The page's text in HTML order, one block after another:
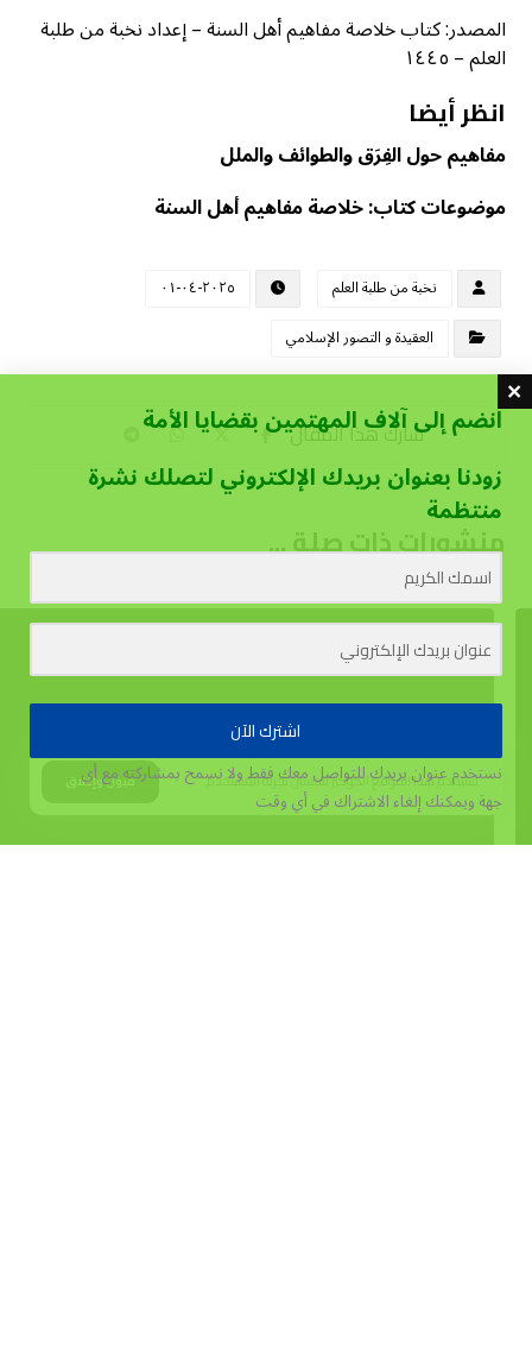
المصدر: كتاب خلاصة مفاهيم أهل السنة – إعداد نخبة من طلبة
العلم – ١٤٤٥
انظر أيضا
مفاهيم حول الفِرَق والطوائف والملل
موضوعات كتاب: خلاصة مفاهيم أهل السنة
نخبة من طلبة العلم
٢٠٢٥-٠٤-٠١
العقيدة و التصور الإسلامي
منشورات ذات صلة ...
يستخدم هذا الموقع الكوكيز لتحسين تجربة المستخدم. قبول وإغلاق
انضم إلى آلاف المهتمين بقضايا الأمة
زودنا بعنوان بريدك الإلكتروني لتصلك نشرة
منتظمة
اشترك الآن
نستخدم عنوان بريدك للتواصل معك فقط ولا نسمح بمشاركته مع أي
جهةويمكنك إلغاء الاشتراك في أي وقت